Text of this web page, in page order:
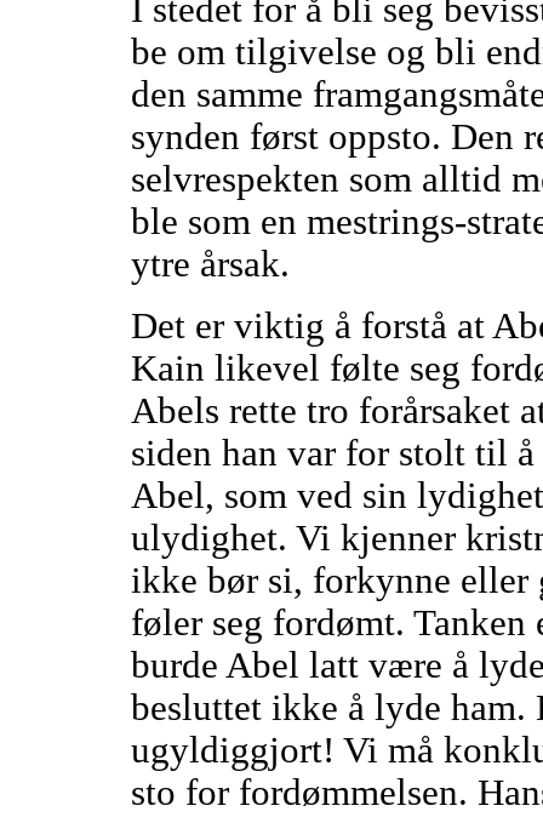
I stedet for å bli seg
be om tilgivelse og bli
den samme
synden først oppsto. Den
selvrespekten som alltid
ble som en mestrings-
ytre årsak.
Det er viktig å forstå at
Kain likevel følte seg
Abels rette tro forårsaket
siden han var for stolt til
Abel, som ved sin
ulydighet. Vi kjenner
ikke bør si, forkynne eller
føler seg fordømt.
burde Abel latt være å
besluttet ikke å lyde
ugyldiggjort! Vi må
sto for fordømmelsen.